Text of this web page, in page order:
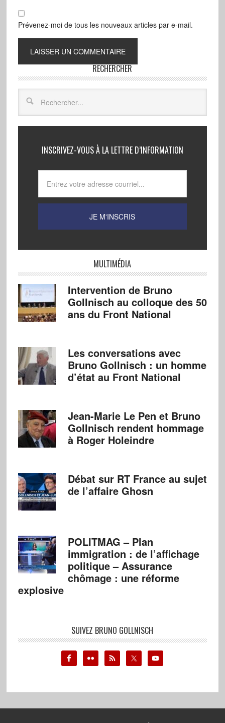
Prévenez-moi de tous les nouveaux articles par e-mail.
RECHERCHER
INSCRIVEZ-VOUS À LA LETTRE D’INFORMATION
MULTIMÉDIA
Intervention de Bruno
Gollnisch au colloque des 50
ans du Front National
Les conversations avec
Bruno Gollnisch : un homme
d’état au Front National
Jean-Marie Le Pen et Bruno
Gollnisch rendent hommage
à Roger Holeindre
Débat sur RT France au sujet
de l’affaire Ghosn
POLITMAG – Plan
immigration : de l’affichage
politique – Assurance
chômage : une réforme
explosive
SUIVEZ BRUNO GOLLNISCH